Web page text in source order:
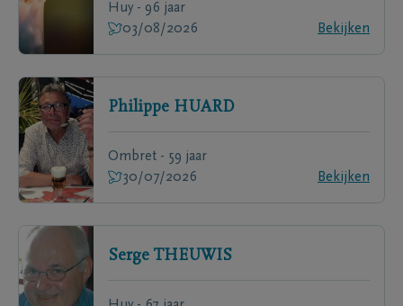
Huy - 96 jaar
03/08/2026
Bekijken
Philippe HUARD
Ombret - 59 jaar
30/07/2026
Bekijken
Serge THEUWIS